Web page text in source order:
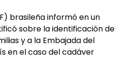
brasileña informó en un
sobre la identificación de
y a la Embajada del
en el caso del cadáver